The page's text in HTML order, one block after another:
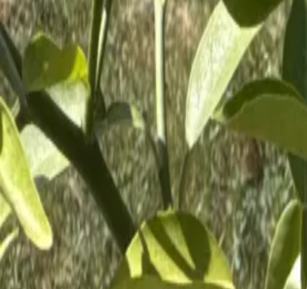
Plantiza
Войти
Главная
Публикации
Пост
Вторая попытка высадки в открытый
Юрий Белоусов
Севастополь, 7b
7 июня 2025 г.